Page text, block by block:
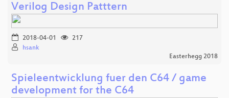
Verilog Design Patttern
2018-04-01
217
hsank
Easterhegg 2018
Spieleentwicklung fuer den C64 / game
development for the C64